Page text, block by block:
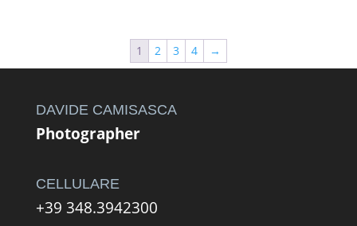
da
220,00 €
1 2 3 4 →
DAVIDE CAMISASCA
Photographer
CELLULARE
+39 348.3942300